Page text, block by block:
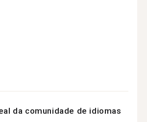
da comunidade de idiomas